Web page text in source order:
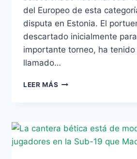
del Europeo de esta
disputa en Estonia. El
descartado inicialmente
importante torneo, ha tenido
llamado…
LEER MÁS NONO,
FINAL
DE
LA